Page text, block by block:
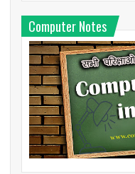
Computer Notes